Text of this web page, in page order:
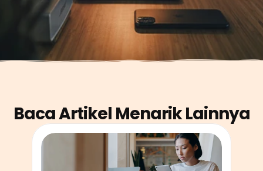
Baca Artikel Menarik Lainnya